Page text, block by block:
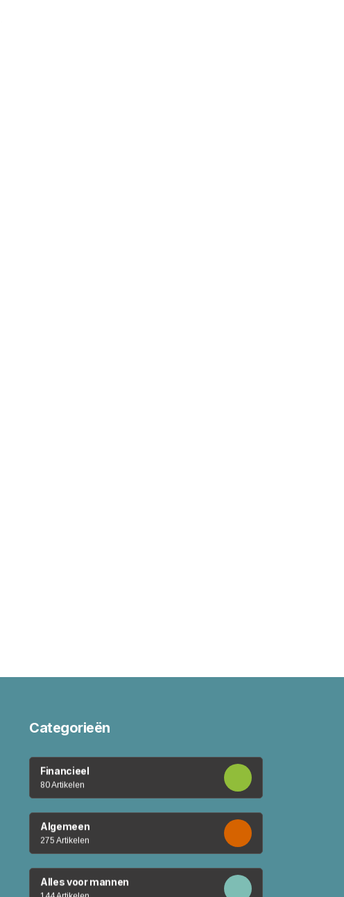
Categorieën
Financieel
80 Artikelen
Algemeen
275 Artikelen
Alles voor mannen